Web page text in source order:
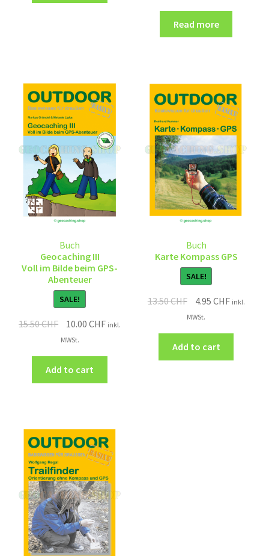
Read more
Buch
Geocaching III
Voll im Bilde beim GPS-
Abenteuer
SALE!
15.50CHF 10.00CHF inkl.
MWSt.
Add to cart
Buch
Karte Kompass GPS
SALE!
13.50CHF 4.95 CHF inkl.
MWSt.
Add to cart